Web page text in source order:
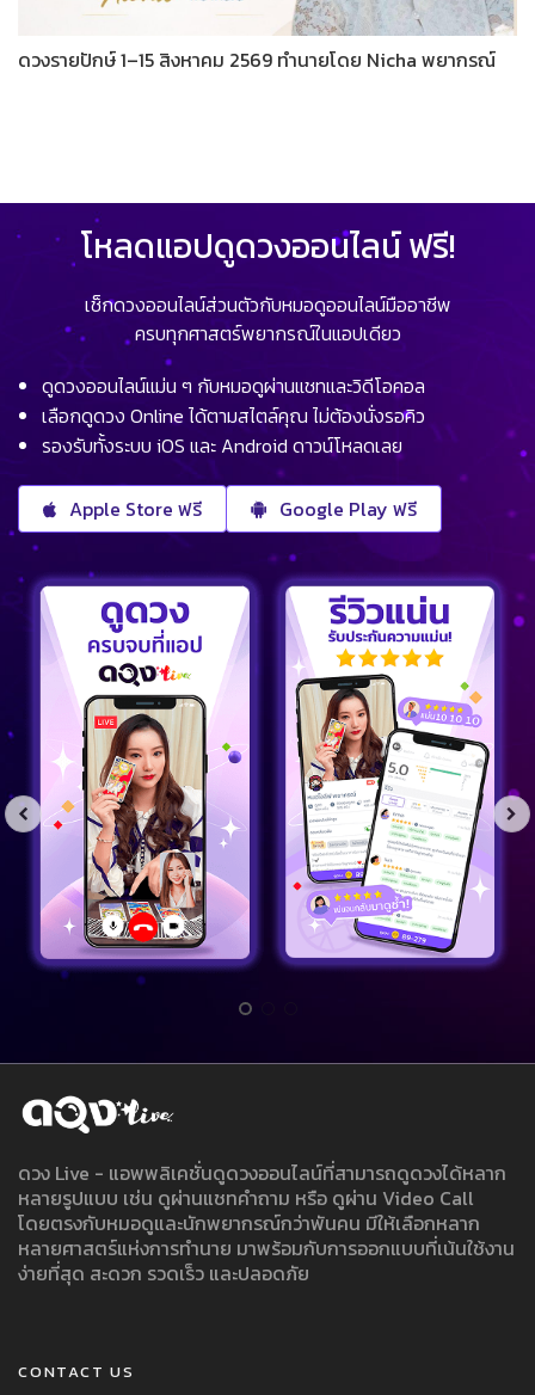
ดวงรายปักษ์ 1–15 สิงหาคม 2569 ทำนายโดย Nicha พยากรณ์
โหลดแอปดูดวงออนไลน์ ฟรี!
เช็กดวงออนไลน์ส่วนตัวกับหมอดูออนไลน์มืออาชีพ
ครบทุกศาสตร์พยากรณ์ในแอปเดียว
ดูดวงออนไลน์แม่น ๆ กับหมอดูผ่านแชทและวิดีโอคอล
เลือกดูดวง Online ได้ตามสไตล์คุณ ไม่ต้องนั่งรอคิว
รองรับทั้งระบบ iOS และ Android ดาวน์โหลดเลย
Apple Store ฟรี Google Play ฟรี
ดวง Live - แอพพลิเคชั่นดูดวงออนไลน์ที่สามารถดูดวงได้หลาก
หลายรูปแบบ เช่น ดูผ่านแชทคำถาม หรือ ดูผ่าน Video Call
โดยตรงกับหมอดูและนักพยากรณ์กว่าพันคน มีให้เลือกหลาก
หลายศาสตร์แห่งการทำนาย มาพร้อมกับการออกแบบที่เน้นใช้งาน
ง่ายที่สุด สะดวก รวดเร็ว และปลอดภัย
CONTACT US